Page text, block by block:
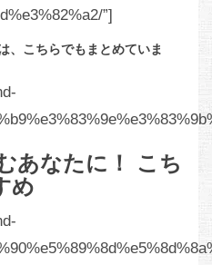
”]
、こちらでもまとめていま
あなたに！ こち
め